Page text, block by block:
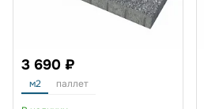
3 690 ₽
м2 паллет